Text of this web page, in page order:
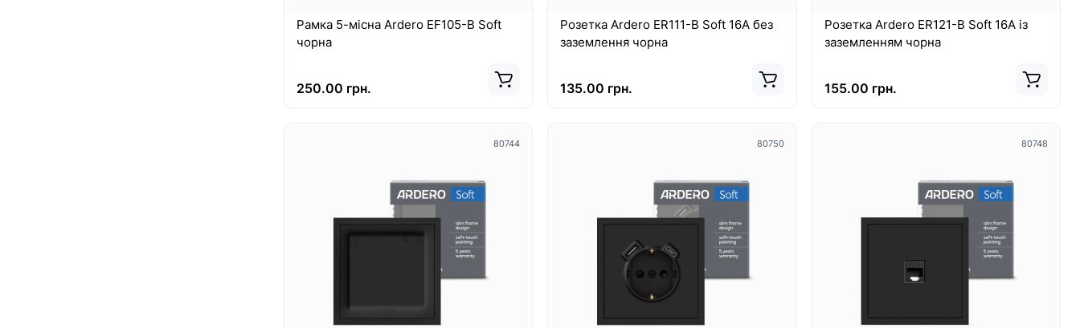
Рамка 5-місна Ardero EF105-B Soft
чорна
250.00 грн.
Розетка Ardero ER111-B Soft 16А без
заземлення чорна
135.00 грн.
Розетка Ardero ER121-B Soft 16А із
заземленням чорна
155.00 грн.
80744 80750 80748